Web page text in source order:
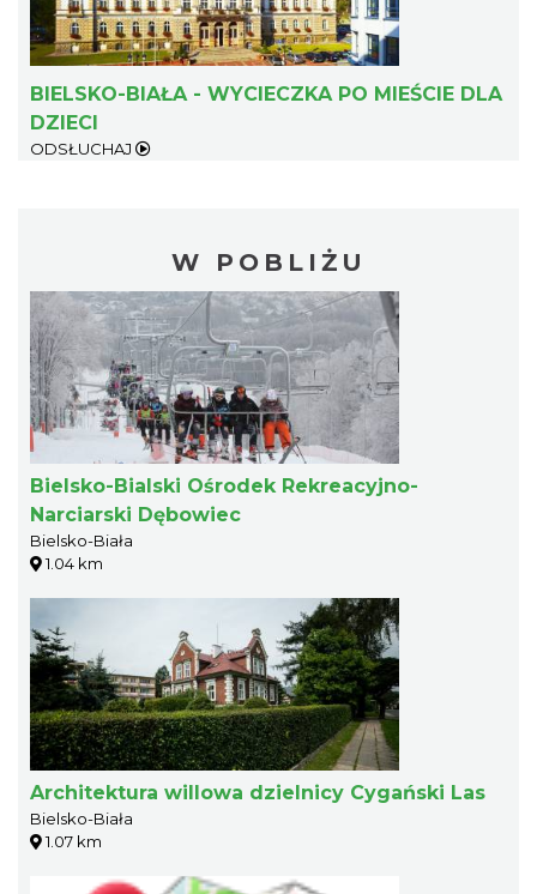
BIELSKO-BIAŁA - WYCIECZKA PO MIEŚCIE DLA
DZIECI
ODSŁUCHAJ
W POBLIŻU
Bielsko-Bialski Ośrodek Rekreacyjno-
Narciarski Dębowiec
Bielsko-Biała
1.04 km
Architektura willowa dzielnicy Cygański Las
Bielsko-Biała
1.07 km